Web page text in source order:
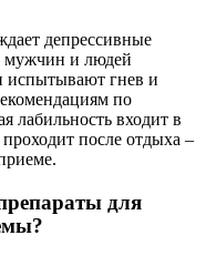
депрессивные
мужчин и людей
испытывают гнев и
по
лабильность входит в
после отдыха –
для